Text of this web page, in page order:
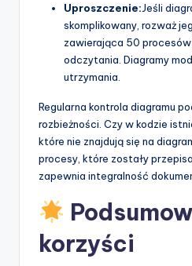
Uproszczenie:Jeśli
skomplikowany, rozważ
zawierająca 50
odczytania. Diagramy
utrzymania.
Regularna kontrola diagramu
rozbieżności. Czy w kodzie
które nie znajdują się na
procesy, które zostały
zapewnia integralność
korzyści